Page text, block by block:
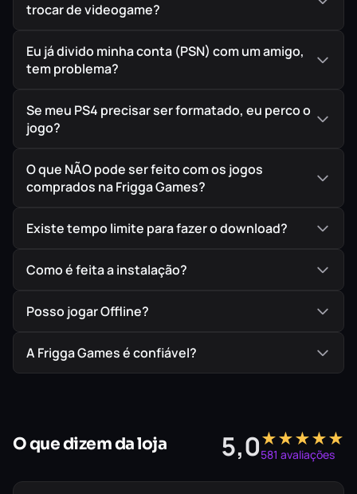
modo “The Mercenaries”.
“Um dos melhores jogos de
– 96/100, Metacritic
O que esta edição inclui:
Resident Evil 4 (Jogo Base Clássico de
Campanha Adicional “Separate Ways” (com
trocar de videogame?
Eu já divido minha conta (PSN) com um amigo,
tem problema?
Se meu PS4 precisar ser formatado, eu perco o
jogo?
O que NÃO pode ser feito com os jogos
comprados na Frigga Games?
Existe tempo limite para fazer o download?
Como é feita a instalação?
Posso jogar Offline?
A Frigga Games é confiável?
O que dizem da loja 5,0★★★★★
581 avaliações